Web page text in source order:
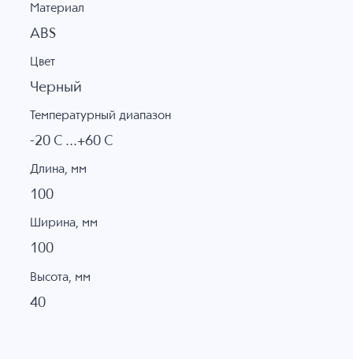
Материал
ABS
Цвет
Черный
Температурный диапазон
-20 C ...+60 C
Длина, мм
100
Ширина, мм
100
Высота, мм
40